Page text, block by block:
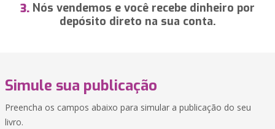
3. Nós vendemos e você recebe dinheiro por
depósito direto na sua conta.
Simule sua publicação
Preencha os campos abaixo para simular a publicação do seu
livro.